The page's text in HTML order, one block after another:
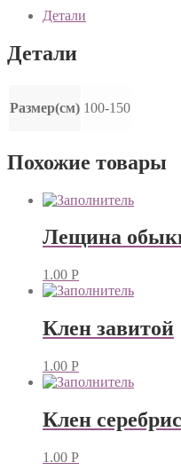
Детали
Детали
Размер(см) 100-150
Похожие товары
Лещина
1.00 Р
Клен завитой
1.00 Р
Клен
1.00 Р